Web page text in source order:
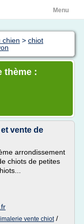
Menu
chien > chiot
thème :
vente de
arrondissement
chiots de petites
vente chiot/